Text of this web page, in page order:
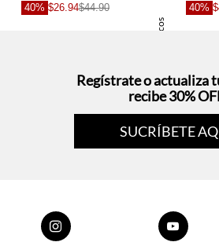
Basicos
40% $26.94$44.90 40%
Regístrate o actualiza
recibe 30%
SUCRÍBETE